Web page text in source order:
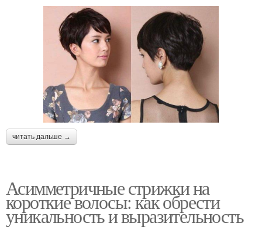
читать дальше →
Асимметричные стрижки на
короткие волосы: как обрести
уникальность и выразительность